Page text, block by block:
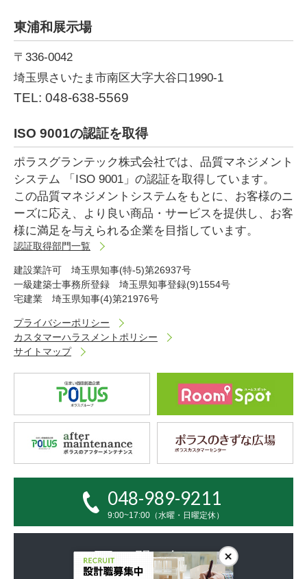
東浦和展示場
〒336-0042
埼玉県さいたま市南区大字大谷口1990-1
TEL: 048-638-5569
ISO 9001の認証を取得
ポラスグランテック株式会社では、品質マネジメント
システム 「ISO 9001」の認証を取得しています。
この品質マネジメントシステムをもとに、お客様のニ
ーズに応え、より良い商品・サービスを提供し、お客
様に満足を与えられる企業を目指しています。
認証取得部門一覧
建設業許可 埼玉県知事(特-5)第26937号
一級建築士事務所登録 埼玉県知事登録(9)1554号
宅建業 埼玉県知事(4)第21976号
プライバシーポリシー
カスタマーハラスメントポリシー
サイトマップ
048-989-9211
9:00~17:00（水曜・日曜定休）
お問い合わせ